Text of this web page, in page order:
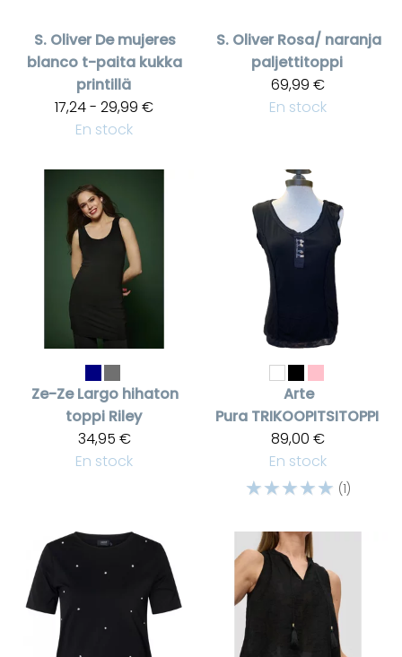
S. Oliver De mujeres
blanco t-paita kukka
printillä
17,24 - 29,99 €
En stock
S. Oliver Rosa/ naranja
paljettitoppi
69,99 €
En stock
Ze-Ze Largo hihaton
toppi Riley
34,95 €
En stock
Arte
Pura TRIKOOPITSITOPPI
89,00 €
En stock
☆☆☆☆☆ (1)